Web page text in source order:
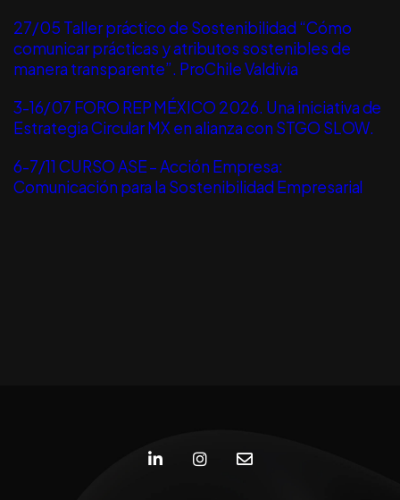
27/05 Taller práctico de Sostenibilidad “Cómo
comunicar prácticas y atributos sostenibles de
manera transparente”. ProChile Valdivia
3-16/07 FORO REP MÉXICO 2026. Una iniciativa de
Estrategia Circular MX en alianza con STGO SLOW.
6-7/11 CURSO ASE – Acción Empresa:
Comunicación para la Sostenibilidad Empresarial